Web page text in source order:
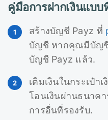
คู่มือการฝากเงินแบ
สร้างบัญชี Payz ที่
บัญชี หากคุณมีบัญชี
บัญชี Payz แล้ว.
เติมเงินในกระเป๋า
โอนเงินผ่านธนาค
การอื่นที่รองรับ.